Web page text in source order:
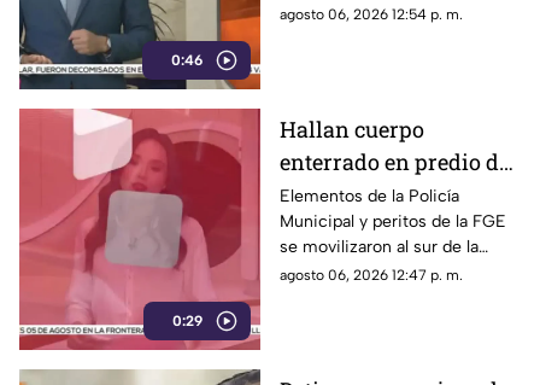
0:46
habitaciones; Protección Civil
agosto 06, 2026 12:54 p. m.
0:29
Hallan cuerpo
enterrado en predio de
la colonia División del
Norte en Chihuahua
Elementos de la Policía
Municipal y peritos de la FGE
se movilizaron al sur de la
capital tras el descubrimiento
agosto 06, 2026 12:47 p. m.